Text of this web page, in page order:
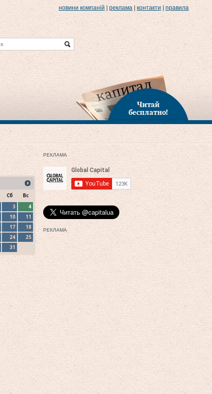
новини компаній реклама контакти правила
Читай
бесплатно!
Сб
Вс
3
4
10
11
17
18
24
25
31
РЕКЛАМА
РЕКЛАМА